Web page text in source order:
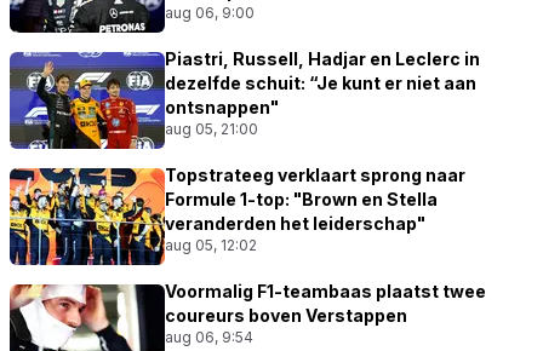
aug 06, 9:00
Piastri, Russell, Hadjar en Leclerc in
dezelfde schuit: “Je kunt er niet aan
ontsnappen"
aug 05, 21:00
Topstrateeg verklaart sprong naar
Formule 1-top: "Brown en Stella
veranderden het leiderschap"
aug 05, 12:02
Voormalig F1-teambaas plaatst twee
coureurs boven Verstappen
aug 06, 9:54